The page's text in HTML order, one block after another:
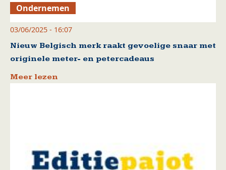
Ondernemen
03/06/2025 - 16:07
Nieuw Belgisch merk raakt gevoelige snaar met
originele meter- en petercadeaus
Meer lezen